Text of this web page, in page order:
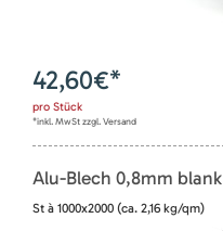
42,60€*
pro Stück
*inkl. MwSt zzgl. Versand
Alu-Blech 0,8mm blank
St à 1000x2000 (ca. 2,16 kg/qm)